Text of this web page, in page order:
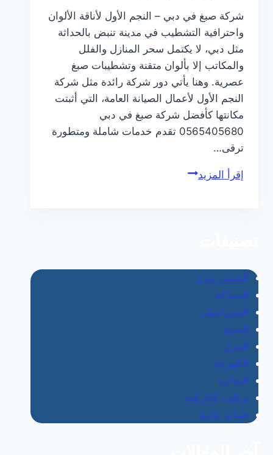
شركة صبغ في دبي – النجم الأول لأناقة الألوان
واحترافية التشطيب في مدينة تنبض بالحداثة
مثل دبي، لا يكتمل سحر المنازل والفلل
والمكاتب إلا بألوان متقنة وتشطيبات صبغ
عصرية. وهنا يأتي دور شركة رائدة مثل شركة
النجم الأول لأعمال الصيانة العامة، التي أثبتت
مكانتها كأفضل شركة صبغ في دبي
0565405680 تقدم خدمات شاملة ومتطورة
ترقى…
إقرأ المزيدشركة
الجبس بورد
السباكة
السيراميك
الصبغ
العزل
الكهرباء
النجارة
تركيب الباركية
صيانة عامة